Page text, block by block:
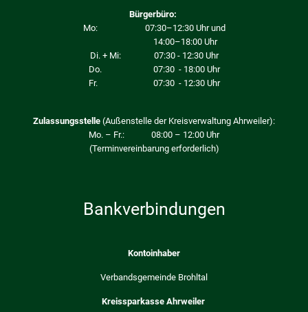
Bürgerbüro:
Mo: 07:30–12:30 Uhr und
14:00–18:00 Uhr
Di. + Mi: 07:30 - 12:30 Uhr
Do. 07:30 - 18:00 Uhr
Fr. 07:30 - 12:30 Uhr
Zulassungsstelle (Außenstelle der Kreisverwaltung Ahrweiler):
Mo. – Fr.: 08:00 – 12:00 Uhr
(Terminvereinbarung erforderlich)
Bankverbindungen
Kontoinhaber
Verbandsgemeinde Brohltal
Kreissparkasse Ahrweiler